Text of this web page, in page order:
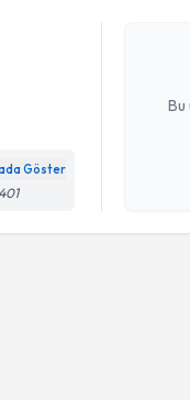
Göster
Kişisel